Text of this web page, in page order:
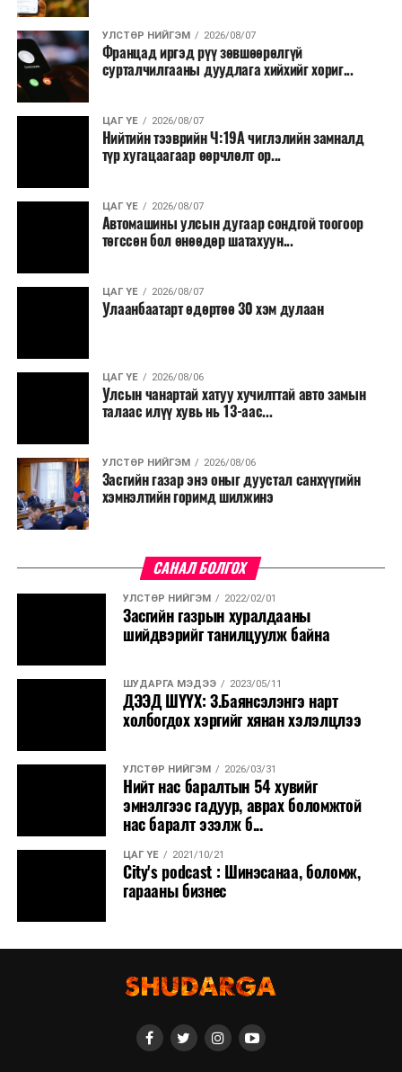
УЛСТӨР НИЙГЭМ 2026/08/07
Францад иргэд рүү зөвшөөрөлгүй
сурталчилгааны дуудлага хийхийг хориг...
ЦАГ ҮЕ 2026/08/07
Нийтийн тээврийн Ч:19А чиглэлийн замналд
түр хугацаагаар өөрчлөлт ор...
ЦАГ ҮЕ 2026/08/07
Автомашины улсын дугаар сондгой тоогоор
төгссөн бол өнөөдөр шатахуун...
ЦАГ ҮЕ 2026/08/07
Улаанбаатарт өдөртөө 30 хэм дулаан
ЦАГ ҮЕ 2026/08/06
Улсын чанартай хатуу хучилттай авто замын
талаас илүү хувь нь 13-аас...
УЛСТӨР НИЙГЭМ 2026/08/06
Засгийн газар энэ оныг дуустал санхүүгийн
хэмнэлтийн горимд шилжинэ
САНАЛ БОЛГОХ
УЛСТӨР НИЙГЭМ 2022/02/01
Засгийн газрын хуралдааны
шийдвэрийг танилцуулж байна
ШУДАРГА МЭДЭЭ 2023/05/11
ДЭЭД ШҮҮХ: З.Баянсэлэнгэ нарт
холбогдох хэргийг хянан хэлэлцлээ
УЛСТӨР НИЙГЭМ 2026/03/31
Нийт нас баралтын 54 хувийг
эмнэлгээс гадуур, аврах боломжтой
нас баралт эзэлж б...
ЦАГ ҮЕ 2021/10/21
City's podcast : Шинэсанаа, боломж,
гарааны бизнес